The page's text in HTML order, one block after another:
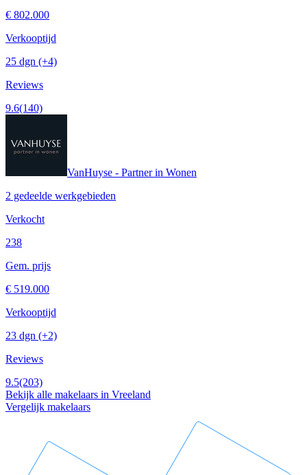
€ 802.000
Verkooptijd
25 dgn (+4)
Reviews
9.6(140)
VanHuyse - Partner in Wonen
2 gedeelde werkgebieden
Verkocht
238
Gem. prijs
€ 519.000
Verkooptijd
23 dgn (+2)
Reviews
9.5(203)
Bekijk alle makelaars in Vreeland
Vergelijk makelaars